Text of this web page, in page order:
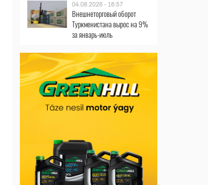
04.08.2026 - 16:57
Внешнеторговый оборот
Туркменистана вырос на 9%
за январь-июль